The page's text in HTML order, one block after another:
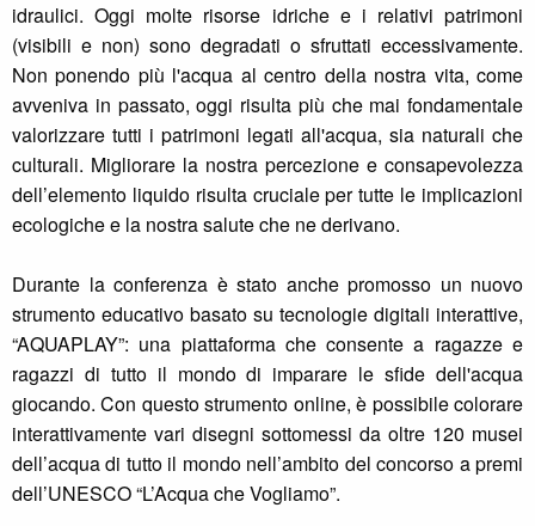
idraulici. Oggi molte risorse idriche e i relativi patrimoni
(visibili e non) sono degradati o sfruttati eccessivamente.
Non ponendo più l'acqua al centro della nostra vita, come
avveniva in passato, oggi risulta più che mai fondamentale
valorizzare tutti i patrimoni legati all'acqua, sia naturali che
culturali. Migliorare la nostra percezione e consapevolezza
dell’elemento liquido risulta cruciale per tutte le implicazioni
ecologiche e la nostra salute che ne derivano.
Durante la conferenza è stato anche promosso un nuovo
strumento educativo basato su tecnologie digitali interattive,
“AQUAPLAY”: una piattaforma che consente a ragazze e
ragazzi di tutto il mondo di imparare le sfide dell'acqua
giocando. Con questo strumento online, è possibile colorare
interattivamente vari disegni sottomessi da oltre 120 musei
dell’acqua di tutto il mondo nell’ambito del concorso a premi
dell’UNESCO “L’Acqua che Vogliamo”.